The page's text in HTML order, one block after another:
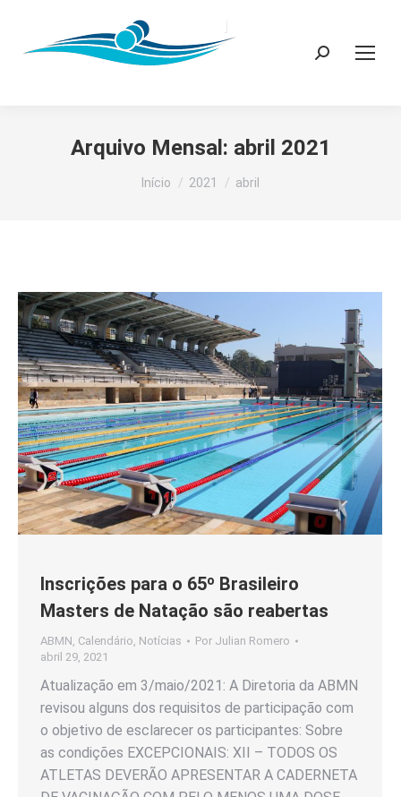
Search:
Arquivo Mensal: abril 2021
Você está aqui:
Início 2021 abril
Inscrições para o 65º Brasileiro
Masters de Natação são reabertas
ABMN, Calendário, Notícias Por Julian Romero
abril 29, 2021
Atualização em 3/maio/2021: A Diretoria da ABMN
revisou alguns dos requisitos de participação com
o objetivo de esclarecer os participantes: Sobre
as condições EXCEPCIONAIS: XII – TODOS OS
ATLETAS DEVERÃO APRESENTAR A CADERNETA